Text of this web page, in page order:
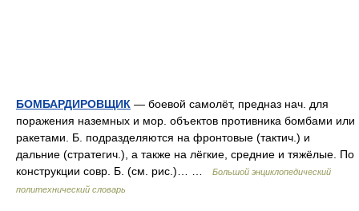
БОМБАРДИРОВЩИК — боевой самолёт, предназ нач. для
поражения наземных и мор. объектов противника бомбами или
ракетами. Б. подразделяются на фронтовые (тактич.) и
дальние (стратегич.), а также на лёгкие, средние и тяжёлые. По
конструкции совр. Б. (см. рис.)… …
Большой энциклопедический
политехнический словарь